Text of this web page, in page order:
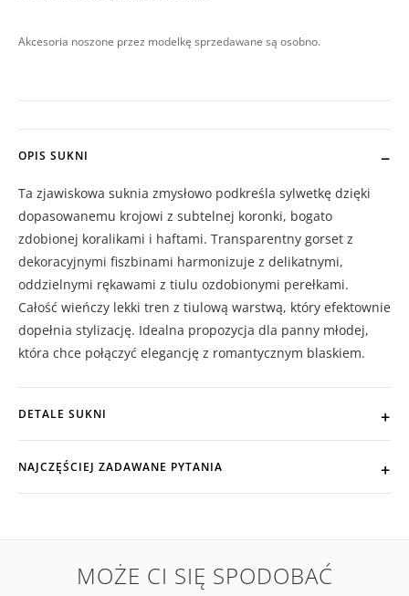
Akcesoria noszone przez modelkę sprzedawane są osobno.
OPIS SUKNI
Ta zjawiskowa suknia zmysłowo podkreśla sylwetkę dzięki
dopasowanemu krojowi z subtelnej koronki, bogato
zdobionej koralikami i haftami. Transparentny gorset z
dekoracyjnymi fiszbinami harmonizuje z delikatnymi,
oddzielnymi rękawami z tiulu ozdobionymi perełkami.
Całość wieńczy lekki tren z tiulową warstwą, który efektownie
dopełnia stylizację. Idealna propozycja dla panny młodej,
która chce połączyć elegancję z romantycznym blaskiem.
DETALE SUKNI
NAJCZĘŚCIEJ ZADAWANE PYTANIA
MOŻE CI SIĘ SPODOBAĆ